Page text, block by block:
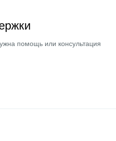
помощь или консультация